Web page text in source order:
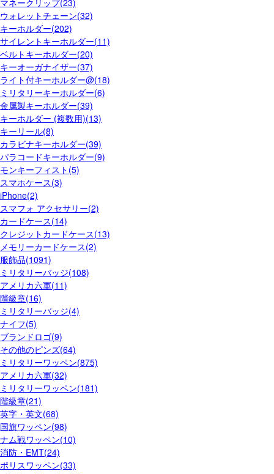
マネークリップ(23)
ウォレットチェーン(32)
キーホルダー(202)
サイレントキーホルダー(11)
ベルトキーホルダー(20)
キーオーガナイザー(37)
ライト付キーホルダー@(18)
ミリタリーキーホルダー(6)
金属製キーホルダー(39)
キーホルダー (複数用)(13)
キーリール(8)
カラビナキーホルダー(39)
パラコードキーホルダー(9)
モンキーフィスト(5)
スマホケース(3)
iPhone(2)
スマフォ アクセサリー(2)
カードケース(14)
クレジットカードケース(13)
メモリーカードケース(2)
服飾品(1091)
ミリタリーバッジ(108)
アメリカ六軍(11)
階級章(16)
ミリタリーバッジ(4)
ナイフ(5)
ブランドロゴ(9)
その他のピンズ(64)
ミリタリーワッペン(875)
アメリカ六軍(32)
ミリタリーワッペン(181)
階級章(21)
英字・英文(68)
国旗ワッペン(98)
ナム戦ワッペン(10)
消防・EMT(24)
ポリスワッペン(33)